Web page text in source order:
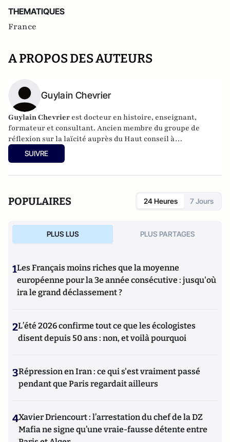
THEMATIQUES
France
A PROPOS DES AUTEURS
Guylain Chevrier
Guylain Chevrier est docteur en histoire, enseignant,
formateur et consultant. Ancien membre du groupe de
réflexion sur la laïcité auprès du Haut conseil à
l’intégration. Dernier ouvrage :
travail social,L’Harmattan, sous la direction de Guylain
SUIVRE
POPULAIRES 24 Heures 7 Jours
PLUS LUS PLUS PARTAGES
1Les Français moins riches que la moyenne
européenne pour la 3e année consécutive : jusqu'où
ira le grand déclassement ?
2L’été 2026 confirme tout ce que les écologistes
disent depuis 50 ans : non, et voilà pourquoi
3Répression en Iran : ce qui s'est vraiment passé
pendant que Paris regardait ailleurs
4Xavier Driencourt : l’arrestation du chef de la DZ
Mafia ne signe qu’une vraie-fausse détente entre